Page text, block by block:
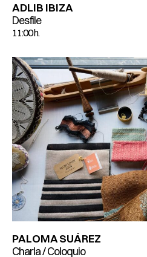
ADLIB IBIZA
Desfile
11:00 h.
PALOMA SUÁREZ
Charla / Coloquio